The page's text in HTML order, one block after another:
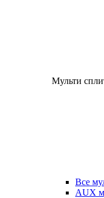
Мульти
Все
AUX